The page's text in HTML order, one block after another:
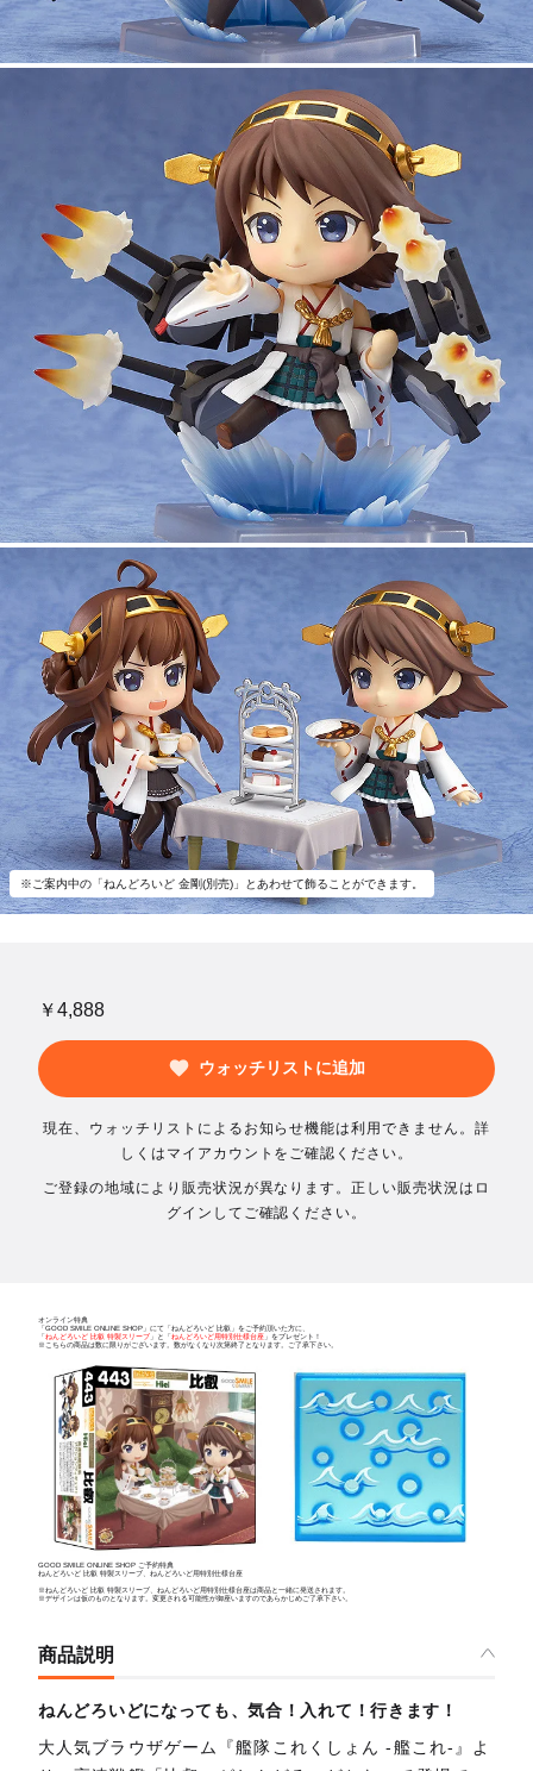
※ご案内中の「ねんどろいど 金剛(別売)」とあわせて飾ることができます。
￥4,888
ウォッチリストに追加
現在、ウォッチリストによるお知らせ機能は利用できません。詳
しくはマイアカウントをご確認ください。
ご登録の地域により販売状況が異なります。正しい販売状況はロ
グインしてご確認ください。
オンライン特典
「GOOD SMILE ONLINE SHOP」にて「ねんどろいど 比叡」をご予約頂いた方に、
「ねんどろいど 比叡 特製スリーブ 」と「ねんどろいど用特別仕様台座 」をプレゼント！
※こちらの商品は数に限りがございます。数がなくなり次第終了となります。ご了承下さい。
GOOD SMILE ONLINE SHOP ご予約特典
ねんどろいど 比叡 特製スリーブ、ねんどろいど用特別仕様台座
※ねんどろいど 比叡 特製スリーブ、ねんどろいど用特別仕様台座は商品と一緒に発送されます。
※デザインは仮のものとなります。変更される可能性が御座いますのであらかじめご了承下さい。
商品説明
ねんどろいどになっても、気合！入れて！行きます！
大人気ブラウザゲーム『艦隊これくしょん -艦これ-』よ